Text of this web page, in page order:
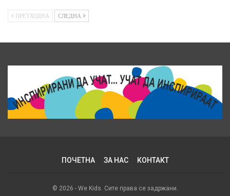
ПРЕТХОДНА СЛЕДНА
ПОЧЕТНА ЗА НАС КОНТАКТ
© 2026 - We Kids. Сите права се задржани.